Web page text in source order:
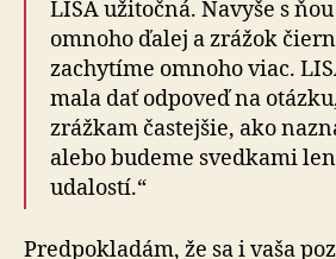
LISA užitočná. Navyše s
omnoho ďalej a zrážok
zachytíme omnoho viac.
mala dať odpoveď na
zrážkam častejšie, ako
alebo budeme svedkami
udalostí.“
Predpokladám, že sa i vaša